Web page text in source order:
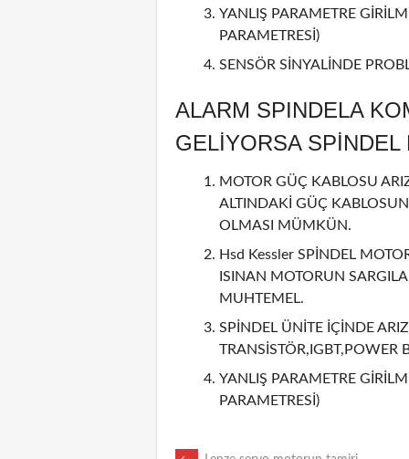
YANLIŞ PARAMETRE
PARAMETRESİ)
SENSÖR SİNYALİNDE
ALARM SPINDELA
GELİYORSA SPİNDEL
MOTOR GÜÇ KABLOSU
ALTINDAKİ GÜÇ
OLMASI MÜMKÜN.
Hsd Kessler SPİNDEL
ISINAN MOTORUN
MUHTEMEL.
SPİNDEL ÜNİTE İÇİNDE
TRANSİSTÖR,IGBT,POWER
YANLIŞ PARAMETRE
PARAMETRESİ)